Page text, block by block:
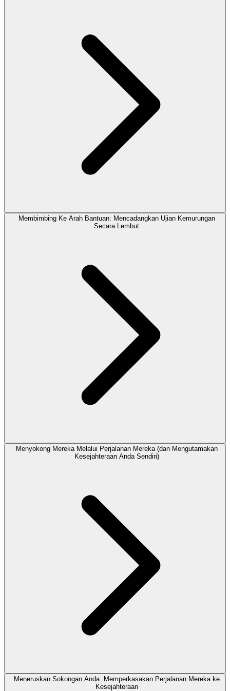
Membimbing Ke Arah Bantuan: Mencadangkan Ujian Kemurungan
Secara Lembut
Menyokong Mereka Melalui Perjalanan Mereka (dan Mengutamakan
Kesejahteraan Anda Sendiri)
Meneruskan Sokongan Anda: Memperkasakan Perjalanan Mereka ke
Kesejahteraan